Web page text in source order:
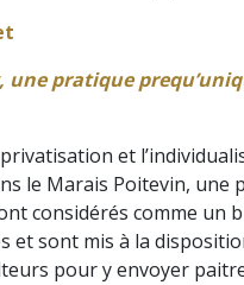
pratique
et
le Marais Poitevin, une
considérés comme un
et sont mis à la
pour y envoyer